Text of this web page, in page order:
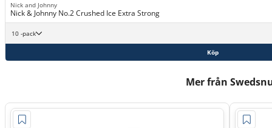
Nick and Johnny
Nick & Johnny No.2 Crushed Ice Extra Strong
10 -pack
Köp
Mer från